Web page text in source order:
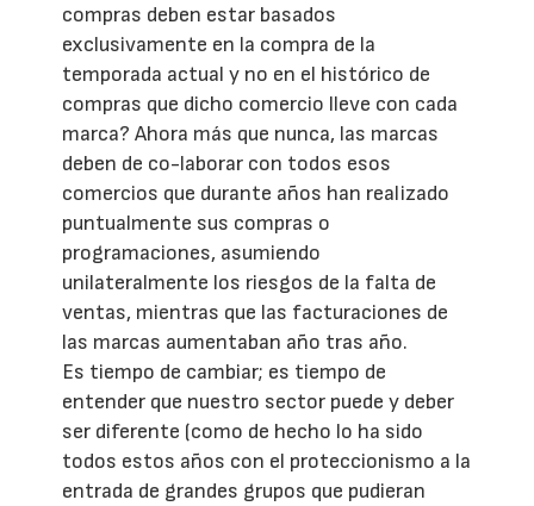
compras deben estar basados
exclusivamente en la compra de la
temporada actual y no en el histórico de
compras que dicho comercio lleve con cada
marca? Ahora más que nunca, las marcas
deben de co-laborar con todos esos
comercios que durante años han realizado
puntualmente sus compras o
programaciones, asumiendo
unilateralmente los riesgos de la falta de
ventas, mientras que las facturaciones de
las marcas aumentaban año tras año.
Es tiempo de cambiar; es tiempo de
entender que nuestro sector puede y deber
ser diferente (como de hecho lo ha sido
todos estos años con el proteccionismo a la
entrada de grandes grupos que pudieran